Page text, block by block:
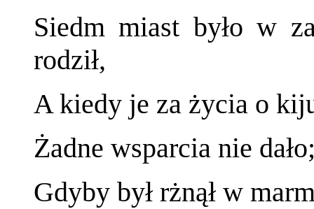
Siedm miast było w
rodził,
A kiedy je za życia o
Żadne wsparcia nie
Gdyby był rżnął w